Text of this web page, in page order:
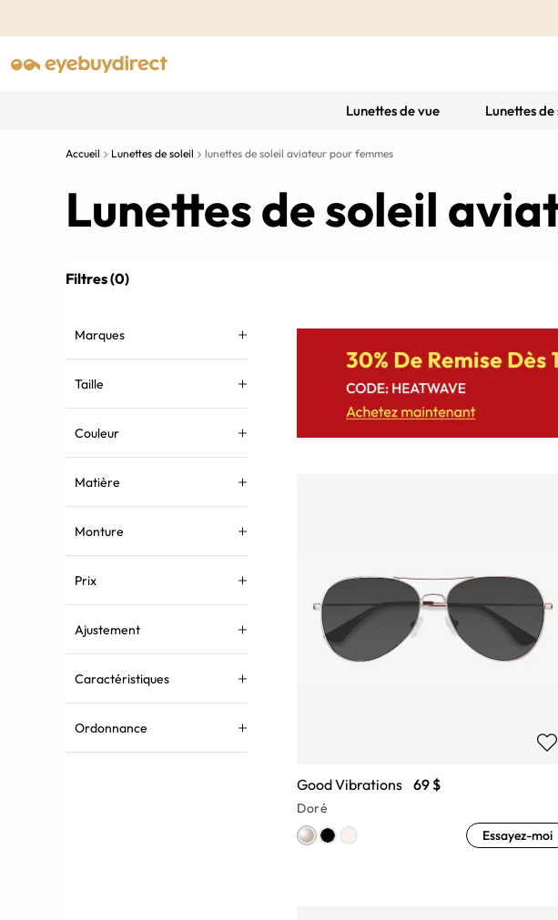
Lunettes de vue Lunettes de
Accueil Lunettes de soleil lunettes de soleil aviateur pour femmes
Lunettes de soleil
Filtres (0)
Marques
Taille
Couleur
Matière
Monture
Prix
Ajustement
Caractéristiques
Ordonnance
Good Vibrations 69 $
Doré
Essayez-moi